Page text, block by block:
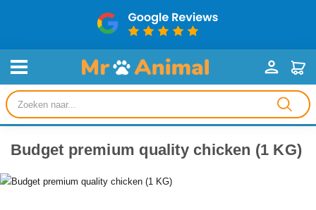
Producten
zoeken
Budget premium quality chicken (1 KG)